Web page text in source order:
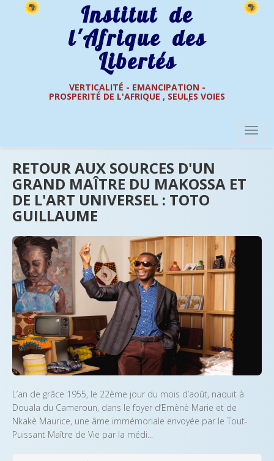
Institut de
l'Afrique des
Libertés
VERTICALITÉ - EMANCIPATION -
PROSPERITÉ DE L'AFRIQUE , SEULES VOIES
DE L'AFRIQUE DES LIBERTÉS
RETOUR AUX SOURCES D'UN
GRAND MAÎTRE DU MAKOSSA ET
DE L'ART UNIVERSEL : TOTO
GUILLAUME
L’an de grâce 1955, le 22ème jour du mois d’août, naquit à
Douala du Cameroun, dans le foyer d’Emènè Marie et de
Nkakè Maurice, une âme immémoriale envoyée par le Tout-
Puissant Maître de Vie par la médi...